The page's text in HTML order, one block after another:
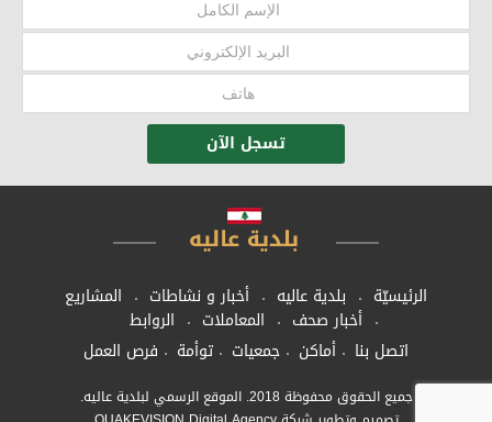
تسجل الآن
الرئيسيّة بلدية عاليه أخبار و نشاطات
المشاريع
أخبار صحف
المعاملات
الروابط
اتصل بنا
أماكن جمعيات توأمة فرص العمل
جميع الحقوق محفوظة 2018. الموقع الرسمي لبلدية عاليه.